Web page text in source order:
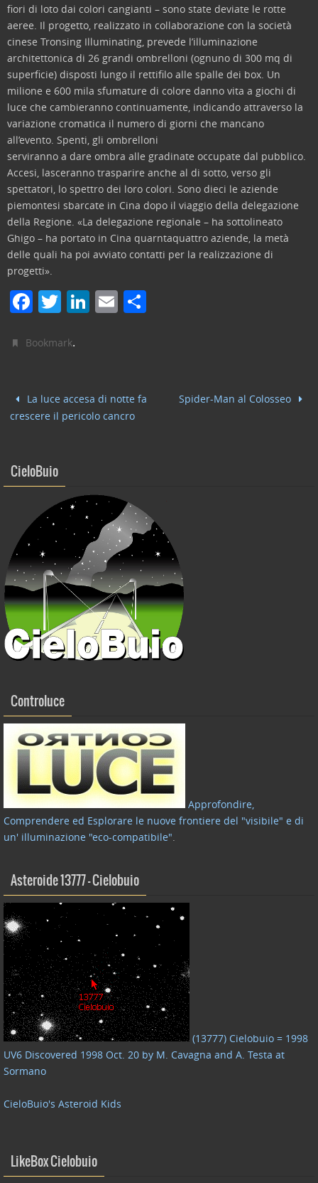
fiori di loto dai colori cangianti – sono state deviate le rotte
aeree. Il progetto, realizzato in collaborazione con la società
cinese Tronsing Illuminating, prevede l’illuminazione
architettonica di 26 grandi ombrelloni (ognuno di 300 mq di
superficie) disposti lungo il rettifilo alle spalle dei box. Un
milione e 600 mila sfumature di colore danno vita a giochi di
luce che cambieranno continuamente, indicando attraverso la
variazione cromatica il numero di giorni che mancano
all’evento. Spenti, gli ombrelloni
serviranno a dare ombra alle gradinate occupate dal pubblico.
Accesi, lasceranno trasparire anche al di sotto, verso gli
spettatori, lo spettro dei loro colori. Sono dieci le aziende
piemontesi sbarcate in Cina dopo il viaggio della delegazione
della Regione. «La delegazione regionale – ha sottolineato
Ghigo – ha portato in Cina quarntaquattro aziende, la metà
delle quali ha poi avviato contatti per la realizzazione di
progetti».
F
c
b
o
k
T
itt
Li
dI
n
E
Bookmark.
La luce accesa di notte fa
crescere il pericolo cancro
Spider-Man al Colosseo
CieloBuio
Controluce
Approfondire,
Comprendere ed Esplorare le nuove frontiere del "visibile" e di
un' illuminazione "eco-compatibile".
Asteroide 13777 – Cielobuio
(13777) Cielobuio = 1998
UV6 Discovered 1998 Oct. 20 by M. Cavagna and A. Testa at
Sormano
CieloBuio's Asteroid Kids
LikeBox Cielobuio